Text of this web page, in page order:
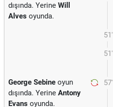
dışında. Yerine Will
Alves oyunda.
51'
51'
57'
George Sebine oyun
dışında. Yerine Antony
Evans oyunda.